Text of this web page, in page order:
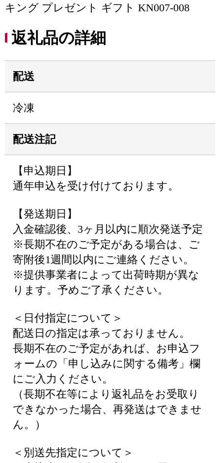
キング プレゼント ギフト KN007-008
返礼品の詳細
配送
冷凍
配送注記
【申込期日】
通年申込を受け付けております。
【発送期日】
入金確認後、3ヶ月以内に順次発送予定
※長期不在のご予定がある場合は、ご
寄附後1週間以内にご連絡ください。
※提供事業者によって出荷時期が異な
ります。予めご了承ください。
＜日付指定について＞
配送日の指定は承っておりません。
長期不在のご予定があれば、お申込フ
ォームの「申し込みに関する備考」欄
にご入力ください。
（長期不在等により返礼品をお受取り
できなかった場合、再発送はできませ
ん。）
＜別送先指定について＞